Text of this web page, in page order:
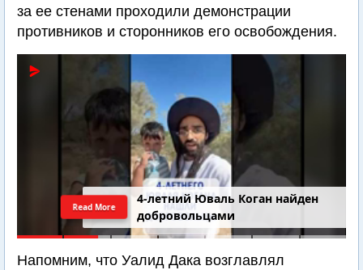
за ее стенами проходили демонстрации
противников и сторонников его освобождения.
4-летний Юваль Коган найден
добровольцами
Read More
Напомним, что Уалид Дака возглавлял